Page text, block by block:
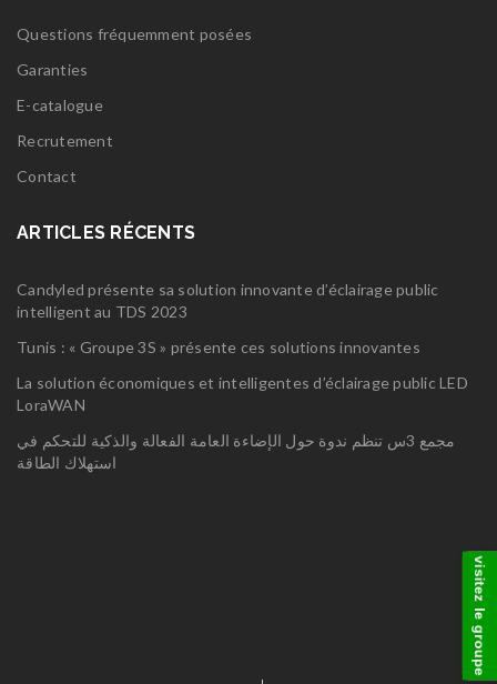
Questions fréquemment posées
Garanties
E-catalogue
Recrutement
Contact
ARTICLES RÉCENTS
Candyled présente sa solution innovante d’éclairage public
intelligent au TDS 2023
Tunis : « Groupe 3S » présente ces solutions innovantes
La solution économiques et intelligentes d’éclairage public LED
LoraWAN
مجمع 3س تنظم ندوة حول الإضاءة العامة الفعالة والذكية للتحكم في
استهلاك الطاقة
visitez le groupe